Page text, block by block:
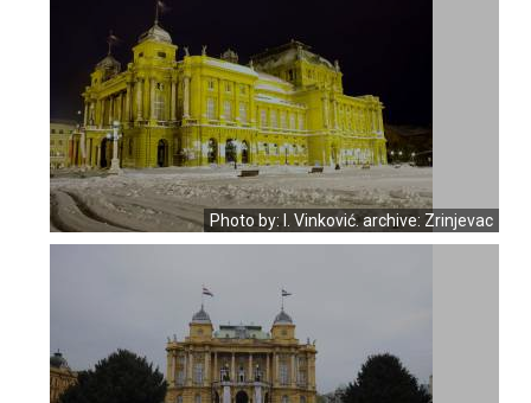
Photo by: I. Vinković. archive: Zrinjevac